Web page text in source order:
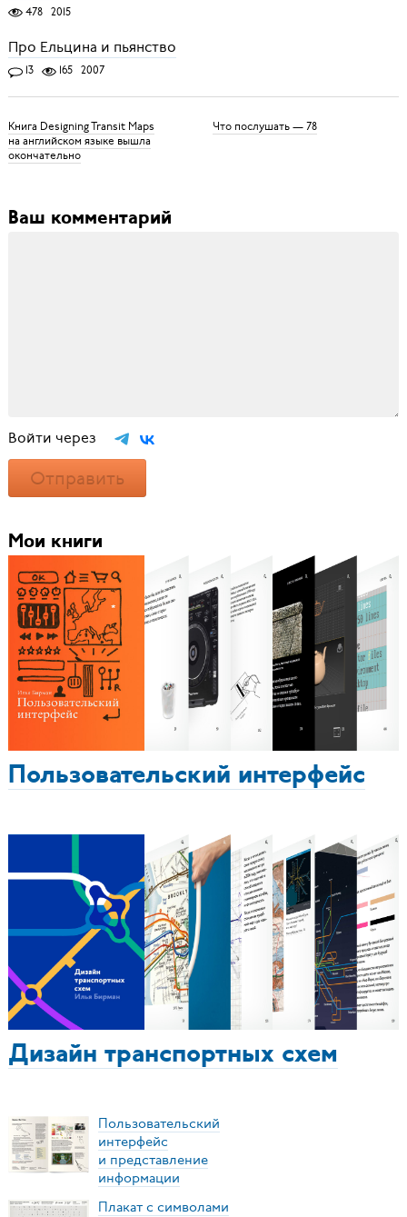
478 2015
Про Ельцина и пьянство
13 165 2007
Книга Designing Transit Maps
на английском языке вышла
окончательно
Что послушать — 78
Ваш комментарий
Войти через
Отправить
Мои книги
Пользовательский интерфейс
Дизайн транспортных схем
Пользовательский
интерфейс
и представление
информации
Плакат с символами